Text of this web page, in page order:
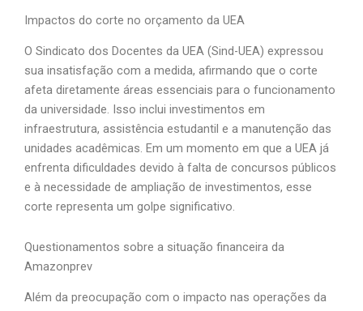
Impactos do corte no orçamento da UEA
O Sindicato dos Docentes da UEA (Sind-UEA) expressou
sua insatisfação com a medida, afirmando que o corte
afeta diretamente áreas essenciais para o funcionamento
da universidade. Isso inclui investimentos em
infraestrutura, assistência estudantil e a manutenção das
unidades acadêmicas. Em um momento em que a UEA já
enfrenta dificuldades devido à falta de concursos públicos
e à necessidade de ampliação de investimentos, esse
corte representa um golpe significativo.
Questionamentos sobre a situação financeira da
Amazonprev
Além da preocupação com o impacto nas operações da